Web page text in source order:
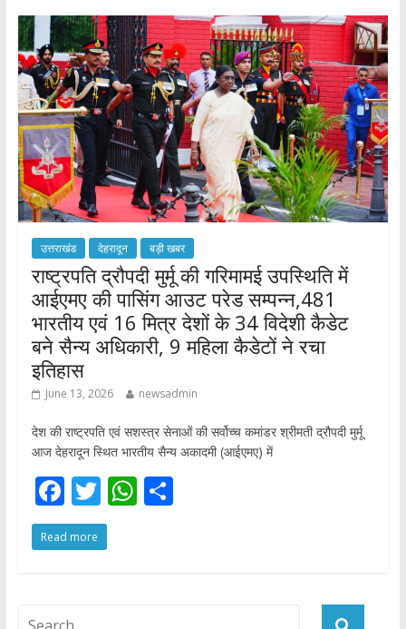
o
o
k
A
p
p
उत्तराखंड देहरादून बड़ी खबर
राष्ट्रपति द्रौपदी मुर्मू की गरिमामई उपस्थिति में
आईएमए की पासिंग आउट परेड सम्पन्न,481
भारतीय एवं 16 मित्र देशों के 34 विदेशी कैडेट
बने सैन्य अधिकारी, 9 महिला कैडेटों ने रचा
इतिहास
June 13, 2026 newsadmin
देश की राष्ट्रपति एवं सशस्त्र सेनाओं की सर्वोच्च कमांडर श्रीमती द्रौपदी मुर्मू
आज देहरादून स्थित भारतीय सैन्य अकादमी (आईएमए) में
F
ac
e
T
w
itt
W S
Read more